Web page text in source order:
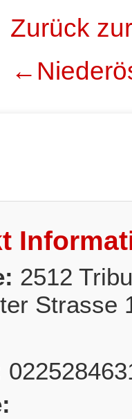
2512
Strasse